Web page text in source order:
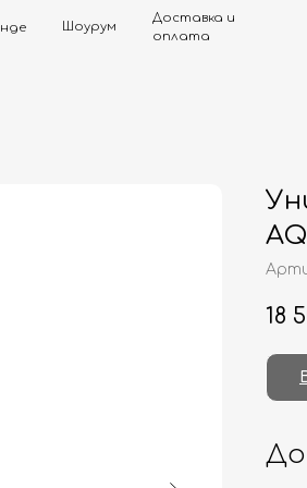
Доставка и
оплата
Шоурум
18